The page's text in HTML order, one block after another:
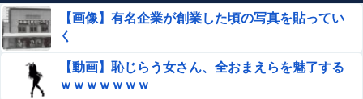
【画像】有名企業が創業した頃の写真を貼ってい
く
【動画】恥じらう女さん、全おまえらを魅了する
ｗｗｗｗｗｗｗ